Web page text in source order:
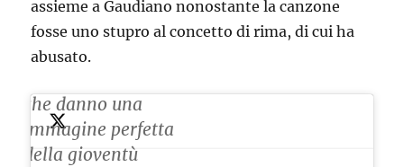
assieme a Gaudiano nonostante la canzone
fosse uno stupro al concetto di rima, di cui ha
abusato.
Han passato il turno
che danno una
immagine perfetta
della gioventù